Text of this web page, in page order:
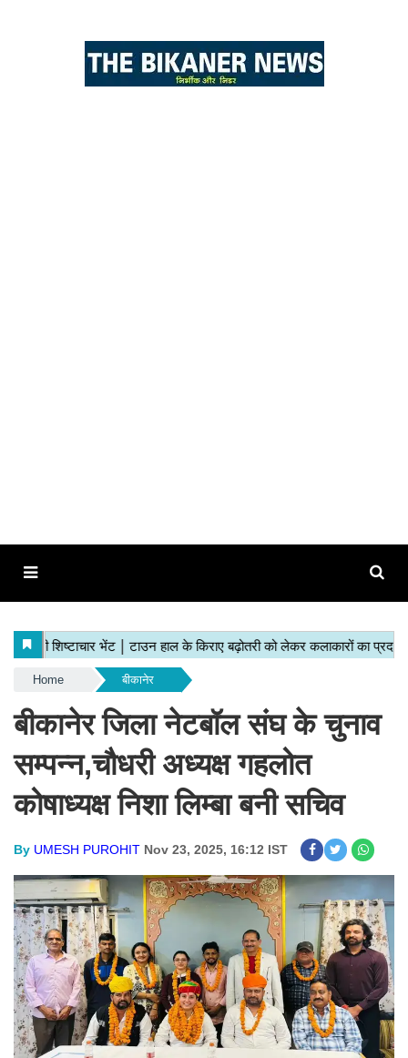
Home बीकानेर
बीकानेर जिला नेटबॉल संघ के चुनाव
सम्पन्न,चौधरी अध्यक्ष गहलोत
कोषाध्यक्ष निशा लिम्बा बनी सचिव
By UMESH PUROHIT Nov 23, 2025, 16:12 IST